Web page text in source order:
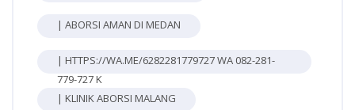
| ABORSI AMAN DI MEDAN
| HTTPS://WA.ME/6282281779727 WA 082-281-
779-727 K
| KLINIK ABORSI MALANG